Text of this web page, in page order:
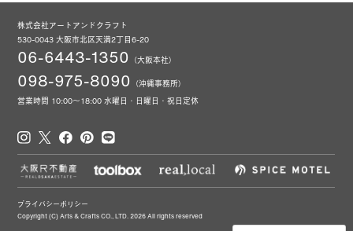
株式会社アートアンドクラフト
530-0043 大阪市北区天満2丁目6-20
06-6443-1350 （大阪本社）
098-975-8090
（沖縄事務所）
営業時間 10:00～18:00 水曜日・日曜日・祝日定休
プライバシーポリシー
Copyright (C) Arts & Crafts CO., LTD. 2026 All rights reserved